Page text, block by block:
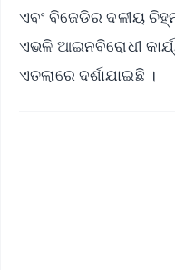
ଏବଂ ବିଜେଡିର ଦଳୀୟ
ଏଭଳି ଆଇନବିରୋଧୀ
ଏତଲାରେ ଦର୍ଶାଯାଇଛି ।